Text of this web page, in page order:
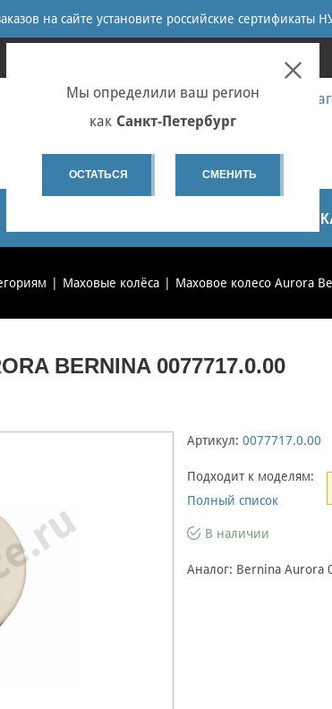
на сайте установите российские
Мы определили ваш регион
как Санкт-Петербург
ОСТАТЬСЯ СМЕНИТЬ
+7 (812) 655-67-58 Запчасти - интернет-
+7 (812) 655-67-37 Ремонт
infospb@sewservice.ru
Маховые колёса Маховое колесо Aurora
BERNINA 0077717.0.00
Артикул: 0077717.0.00
Подходит к моделям:
Полный список
В наличии
Аналог: Bernina Aurora